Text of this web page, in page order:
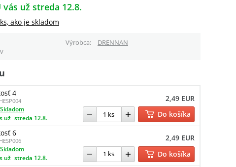
vás už streda 12.8.
ako je skladom
Výrobca
DRENNAN
4
HESP004 2,49 EUR
už streda 12.8.
Do košíka
6
HESP006 2,49 EUR
už streda 12.8.
Do košíka